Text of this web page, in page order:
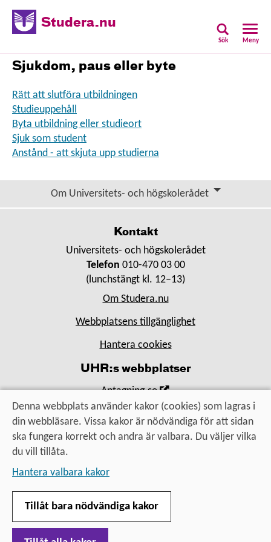
Studera.nu
Sök Meny
Sjukdom, paus eller byte
Rätt att slutföra utbildningen
Studieuppehåll
Byta utbildning eller studieort
Sjuk som student
Anstånd - att skjuta upp studierna
Om Universitets- och högskolerådet
Kontakt
Universitets- och högskolerådet
Telefon 010-470 03 00
(lunchstängt kl. 12–13)
Om Studera.nu
Webbplatsens tillgänglighet
Hantera cookies
UHR:s webbplatser
Antagning.se
,
Öppna
i
nytt
Universityadmissions.se
,
Öppna
i
Uhr.se
,
fönster
Utbildning, utbyte, utveckling
Denna webbplats använder kakor (cookies) som lagras i
din webbläsare. Vissa kakor är nödvändiga för att sidan
ska fungera korrekt och andra är valbara. Du väljer vilka
du vill tillåta.
Hantera valbara kakor
Tillåt bara nödvändiga kakor